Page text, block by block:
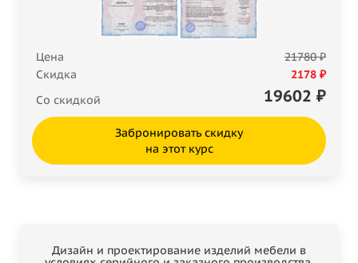
Цена
21780 ₽
Скидка
2178 ₽
Со скидкой
19602 ₽
Забронировать скидку
на этот курс
Дизайн и проектирование изделий мебели в